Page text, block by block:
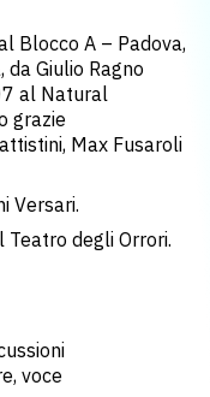
Blocco A – Padova,
Giulio Ragno
al Natural
grazie
Max Fusaroli
Versari.
Teatro degli Orrori.
voce